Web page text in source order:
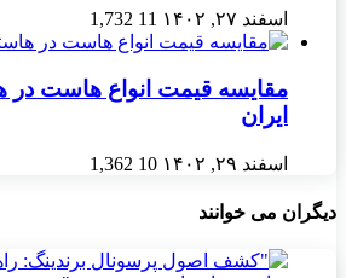
اسفند ۲۷, ۱۴۰۲ 11
1,732
مقایسه قیمت انواع هاست در
ایران
اسفند ۲۹, ۱۴۰۲ 10
1,362
دیگران می خوانند